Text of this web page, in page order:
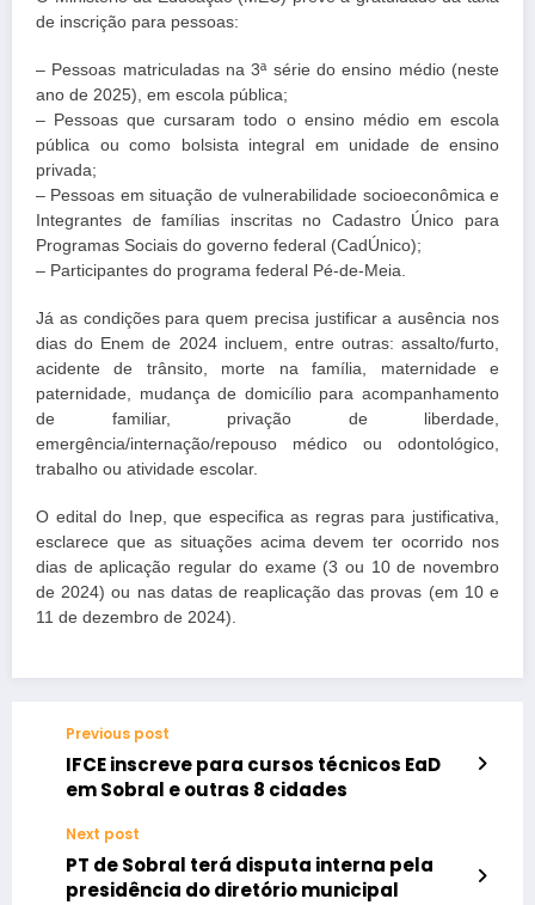
de inscrição para pessoas:
– Pessoas matriculadas na 3ª série do ensino médio (neste
ano de 2025), em escola pública;
– Pessoas que cursaram todo o ensino médio em escola
pública ou como bolsista integral em unidade de ensino
privada;
– Pessoas em situação de vulnerabilidade socioeconômica e
Integrantes de famílias inscritas no Cadastro Único para
Programas Sociais do governo federal (CadÚnico);
– Participantes do programa federal Pé-de-Meia.
Já as condições para quem precisa justificar a ausência nos
dias do Enem de 2024 incluem, entre outras: assalto/furto,
acidente de trânsito, morte na família, maternidade e
paternidade, mudança de domicílio para acompanhamento
de familiar, privação de liberdade,
emergência/internação/repouso médico ou odontológico,
trabalho ou atividade escolar.
O edital do Inep, que especifica as regras para justificativa,
esclarece que as situações acima devem ter ocorrido nos
dias de aplicação regular do exame (3 ou 10 de novembro
de 2024) ou nas datas de reaplicação das provas (em 10 e
11 de dezembro de 2024).
Previous post
IFCE inscreve para cursos técnicos EaD
em Sobral e outras 8 cidades
Next post
PT de Sobral terá disputa interna pela
presidência do diretório municipal